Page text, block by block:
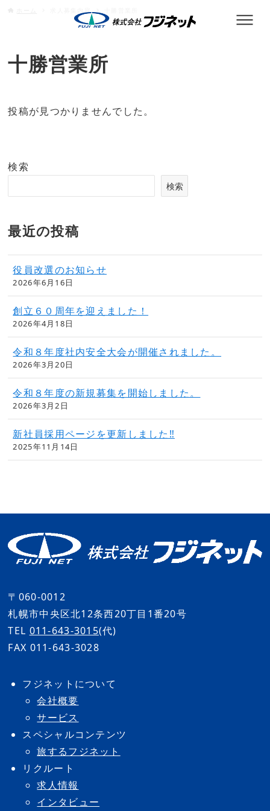
求人募集内容
十勝営業所
投稿が見つかりませんでした。
検索
検索
最近の投稿
役員改選のお知らせ
2026年6月16日
創立６０周年を迎えました！
2026年4月18日
令和８年度社内安全大会が開催されました。
2026年3月20日
令和８年度の新規募集を開始しました。
2026年3月2日
新社員採用ページを更新しました‼
2025年11月14日
〒060-0012
札幌市中央区北12条西20丁目1番20号
TEL 011-643-3015(代)
FAX 011-643-3028
フジネットについて
会社概要
サービス
スペシャルコンテンツ
旅するフジネット
リクルート
求人情報
インタビュー